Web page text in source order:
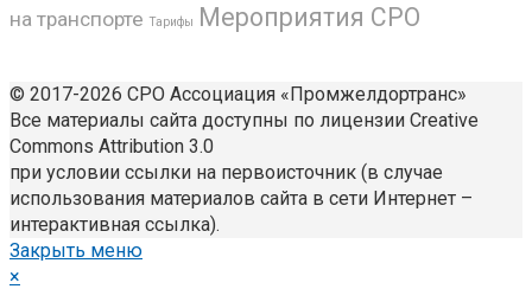
на транспорте Тарифы Мероприятия СРО
© 2017-2026 СРО Ассоциация «Промжелдортранс»
Все материалы сайта доступны по лицензии Creative
Commons Attribution 3.0
при условии ссылки на первоисточник (в случае
использования материалов сайта в сети Интернет –
интерактивная ссылка).
Закрыть меню
×